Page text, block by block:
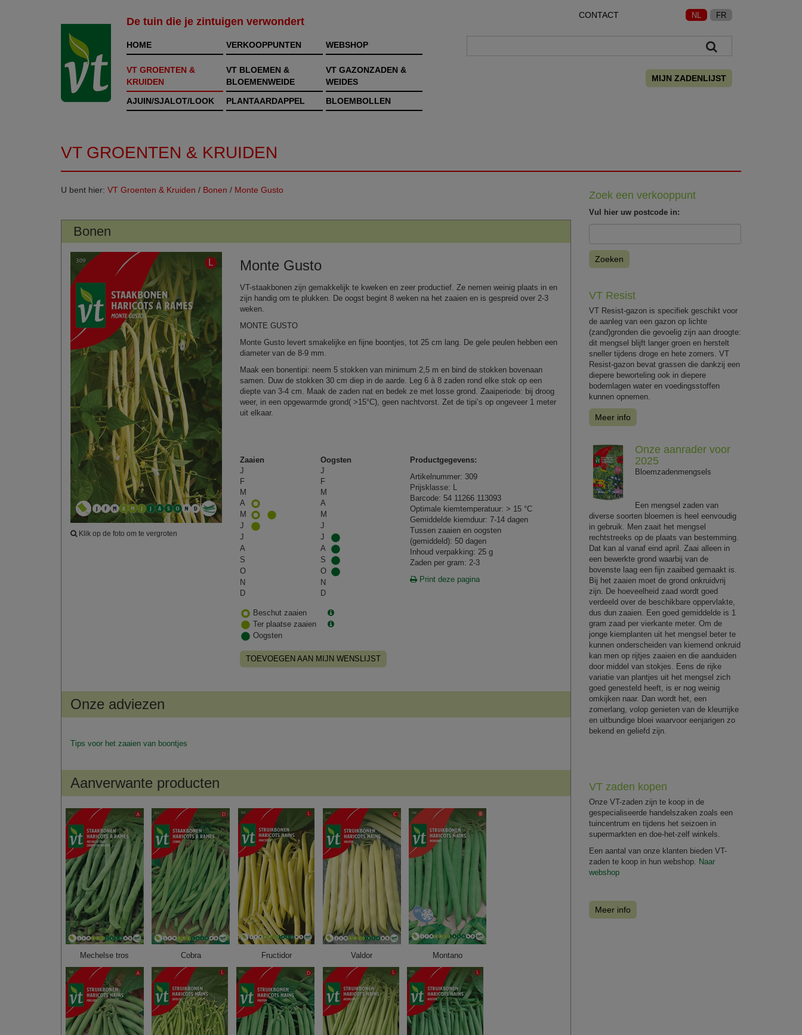
De tuin die je zintuigen verwondert
CONTACT NL FR
HOME VERKOOPPUNTEN WEBSHOP
VT GROENTEN &
KRUIDEN
VT BLOEMEN &
BLOEMENWEIDE
VT GAZONZADEN &
WEIDES
AJUIN/SJALOT/LOOK
PLANTAARDAPPEL BLOEMBOLLEN
MIJN ZADENLIJST
VT GROENTEN & KRUIDEN
U bent hier: VT Groenten & Kruiden / Bonen / Monte Gusto
Bonen
Klik op de foto om te vergroten
Monte Gusto
VT-staakbonen zijn gemakkelijk te kweken en zeer productief. Ze nemen weinig plaats in en
zijn handig om te plukken. De oogst begint 8 weken na het zaaien en is gespreid over 2-3
weken.
MONTE GUSTO
Monte Gusto levert smakelijke en fijne boontjes, tot 25 cm lang. De gele peulen hebben een
diameter van de 8-9 mm.
Maak een bonentipi: neem 5 stokken van minimum 2,5 m en bind de stokken bovenaan
samen. Duw de stokken 30 cm diep in de aarde. Leg 6 à 8 zaden rond elke stok op een
diepte van 3-4 cm. Maak de zaden nat en bedek ze met losse grond. Zaaiperiode: bij droog
weer, in een opgewarmde grond( >15°C), geen nachtvorst. Zet de tipi’s op ongeveer 1 meter
uit elkaar.
Zaaien
Oogsten
J
J
F
F
M
M
A
A
M
M
J
J
J
J
A
A
S
S
O
O
N
N
D
D
Beschut zaaien
Ter plaatse zaaien
Oogsten
TOEVOEGEN AAN MIJN WENSLIJST
Productgegevens:
Artikelnummer: 309
Prijsklasse: L
Barcode: 54 11266 113093
Optimale kiemtemperatuur: > 15 °C
Gemiddelde kiemduur: 7-14 dagen
Tussen zaaien en oogsten
(gemiddeld): 50 dagen
Inhoud verpakking: 25 g
Zaden per gram: 2-3
Print deze pagina
Onze adviezen
Tips voor het zaaien van boontjes
Aanverwante producten
Mechelse tros Cobra Fructidor Valdor Montano
Zoek een verkooppunt
Vul hier uw postcode in:
Zoeken
VT Resist
VT Resist-gazon is specifiek geschikt voor
de aanleg van een gazon op lichte
(zand)gronden die gevoelig zijn aan droogte:
dit mengsel blijft langer groen en herstelt
sneller tijdens droge en hete zomers. VT
Resist-gazon bevat grassen die dankzij een
diepere beworteling ook in diepere
bodemlagen water en voedingsstoffen
kunnen opnemen.
Meer info
Onze aanrader voor
2025
Bloemzadenmengsels
Een mengsel zaden van
diverse soorten bloemen is heel eenvoudig
in gebruik. Men zaait het mengsel
rechtstreeks op de plaats van bestemming.
Dat kan al vanaf eind april. Zaai alleen in
een bewerkte grond waarbij van de
bovenste laag een fijn zaaibed gemaakt is.
Bij het zaaien moet de grond onkruidvrij
zijn. De hoeveelheid zaad wordt goed
verdeeld over de beschikbare oppervlakte,
dus dun zaaien. Een goed gemiddelde is 1
gram zaad per vierkante meter. Om de
jonge kiemplanten uit het mengsel beter te
kunnen onderscheiden van kiemend onkruid
kan men op rijtjes zaaien en die aanduiden
door middel van stokjes. Eens de rijke
variatie van plantjes uit het mengsel zich
goed genesteld heeft, is er nog weinig
omkijken naar. Dan wordt het, een
zomerlang, volop genieten van de kleurrijke
en uitbundige bloei waarvoor eenjarigen zo
bekend en geliefd zijn.
VT zaden kopen
Onze VT-zaden zijn te koop in de
gespecialiseerde handelszaken zoals een
tuincentrum en tijdens het seizoen in
supermarkten en doe-het-zelf winkels.
Een aantal van onze klanten bieden VT-
zaden te koop in hun webshop. Naar
webshop
Meer info